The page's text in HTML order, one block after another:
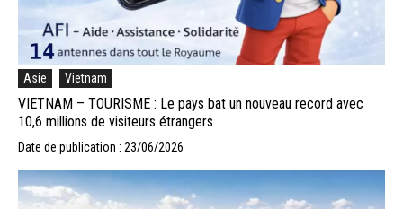
Asie Vietnam
VIETNAM – TOURISME : Le pays bat un nouveau record avec
10,6 millions de visiteurs étrangers
Date de publication : 23/06/2026